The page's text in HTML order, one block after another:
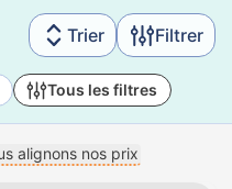
Trier Filtrer
Tous les filtres
alignons nos prix